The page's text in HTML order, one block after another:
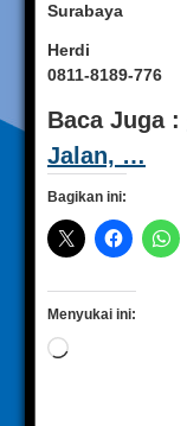
Surabaya
Herdi
0811-8189-776
Baca Juga :
Jalan, …
Bagikan ini:
Menyukai ini:
Memuat...